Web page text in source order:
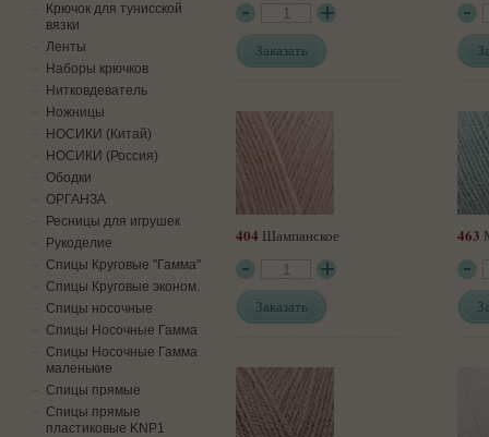
Заказать
404 Шампанское
Заказать
463
Крючок для тунисской
вязки
Ленты
Наборы крючков
Нитковдеватель
Ножницы
НОСИКИ (Китай)
НОСИКИ (Россия)
Ободки
ОРГАНЗА
Ресницы для игрушек
Рукоделие
Спицы Круговые "Гамма"
Спицы Круговые эконом.
Спицы носочные
Спицы Носочные Гамма
Спицы Носочные Гамма
маленькие
Спицы прямые
Спицы прямые
пластиковые KNP1